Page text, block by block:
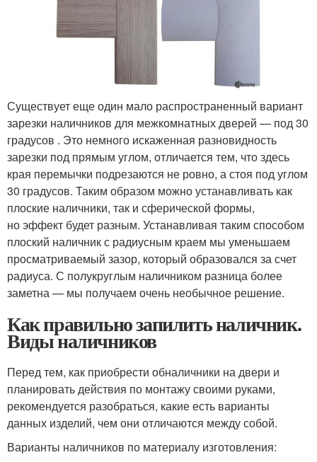
Существует еще один мало распространенный вариант
зарезки наличников для межкомнатных дверей — под 30
градусов . Это немного искаженная разновидность
зарезки под прямым углом, отличается тем, что здесь
края перемычки подрезаются не ровно, а стоя под углом
30 градусов. Таким образом можно устанавливать как
плоские наличники, так и сферической формы,
но эффект будет разным. Устанавливая таким способом
плоский наличник с радиусным краем мы уменьшаем
просматриваемый зазор, который образовался за счет
радиуса. С полукруглым наличником разница более
заметна — мы получаем очень необычное решение.
Как правильно запилить наличник.
Виды наличников
Перед тем, как приобрести обналичники на двери и
планировать действия по монтажу своими руками,
рекомендуется разобраться, какие есть варианты
данных изделий, чем они отличаются между собой.
Варианты наличников по материалу изготовления: